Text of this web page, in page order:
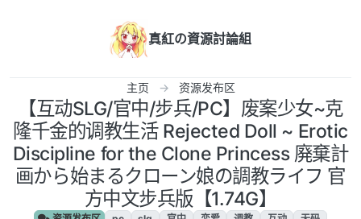
真紅の資源討論組
主页 资源发布区
【互动SLG/官中/步兵/PC】废案少⼥~克
隆千⾦的调教⽣活 Rejected Doll ~ Erotic
Discipline for the Clone Princess 廃棄計
画から始まるクローン娘の調教ライフ 官
方中文步兵版【1.74G】